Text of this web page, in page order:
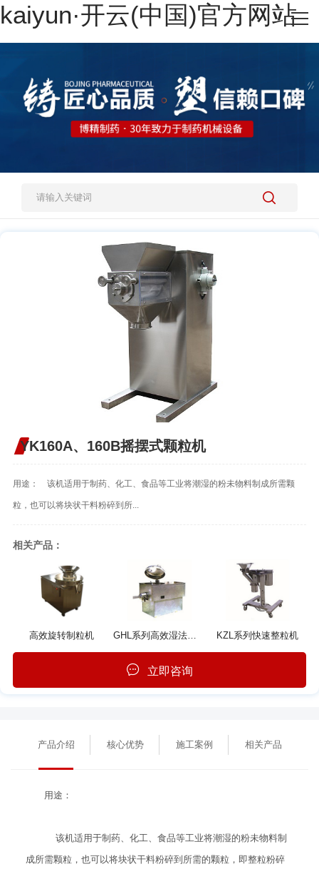
kaiyun·开云(中国)官方网站
网站kaiyun·开云(中国)官方网站
施工案例
人才招聘
YK160A、160B摇摆式颗粒机
用途： 该机适用于制药、化工、食品等工业将潮湿的粉未物料制成所需颗
粒，也可以将块状干料粉碎到所...
相关产品：
高效旋转制粒机 KZL系列快速整粒机
立即咨询
产品介绍 核心优势 施工案例 相关产品
用途：
该机适用于制药、化工、食品等工业将潮湿的粉未物料制
成所需颗粒，也可以将块状干料粉碎到所需的颗粒，即整粒粉碎